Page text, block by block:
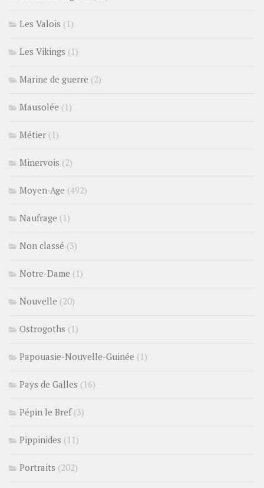
Les Valois (1)
Les Vikings (1)
Marine de guerre (2)
Mausolée (1)
Métier (1)
Minervois (2)
Moyen-Age (492)
Naufrage (1)
Non classé (3)
Notre-Dame (1)
Nouvelle (20)
Ostrogoths (1)
Papouasie-Nouvelle-Guinée (1)
Pays de Galles (16)
Pépin le Bref(3)
Pippinides (11)
Portraits (202)